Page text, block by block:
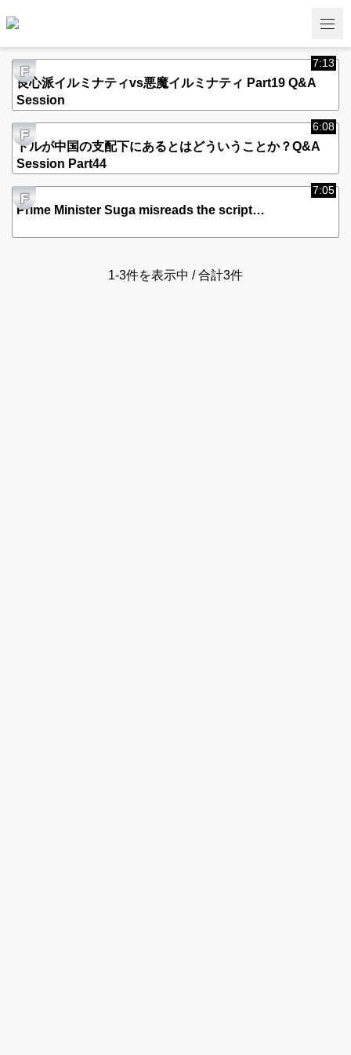
F
7:13
良心派イルミナティvs悪魔イルミナティ Part19 Q&A
Session
F
6:08
ドルが中国の支配下にあるとはどういうことか？Q&A
Session Part44
F
7:05
Prime Minister Suga misreads the script…
1-3件を表示中 / 合計3件